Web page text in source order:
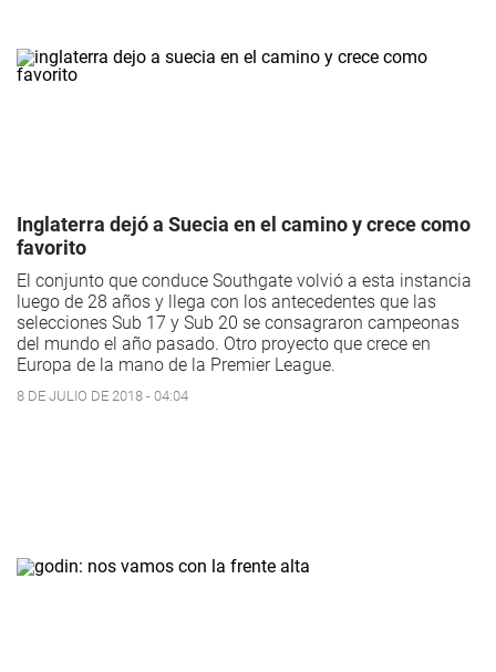
Inglaterra dejó a Suecia en el camino y crece como
favorito
El conjunto que conduce Southgate volvió a esta instancia
luego de 28 años y llega con los antecedentes que las
selecciones Sub 17 y Sub 20 se consagraron campeonas
del mundo el año pasado. Otro proyecto que crece en
Europa de la mano de la Premier League.
8 DE JULIO DE 2018 - 04:04